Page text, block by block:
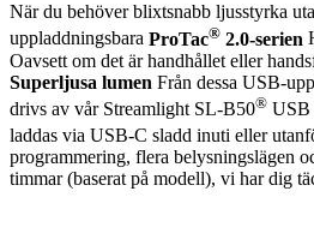
När du behöver blixtsnabb ljusstyrka
uppladdningsbara ProTac® 2.0-serien
Oavsett om det är handhållet eller
Superljusa lumen Från dessa USB-
drivs av vår Streamlight SL-B50® USB
laddas via USB-C sladd inuti eller
programmering, flera belysningslägen
timmar (baserat på modell), vi har dig